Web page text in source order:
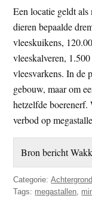
Een locatie geldt als
dieren bepaalde
vleeskuikens,
vleeskalveren,
vleesvarkens. In de
gebouw, maar om
hetzelfde
verbod op
Bron bericht
Categorie:
Tags: megastallen,